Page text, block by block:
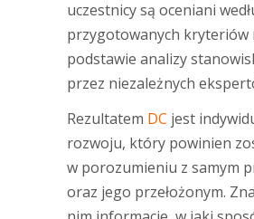
uczestnicy są oceniani
przygotowanych kryteriów
podstawie analizy
przez niezależnych
Rezultatem DC jest
rozwoju, który powinien
w porozumieniu z samym
oraz jego przełożonym.